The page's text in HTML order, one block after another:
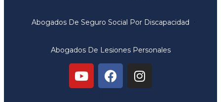
Abogados De Seguro Social Por Discapacidad
Abogados De Lesiones Personales